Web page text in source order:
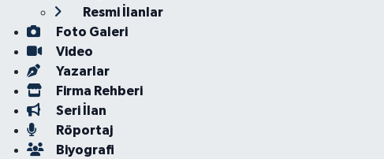
Resmi İlanlar
Foto Galeri
Video
Yazarlar
Firma Rehberi
Seri İlan
Röportaj
Biyografi